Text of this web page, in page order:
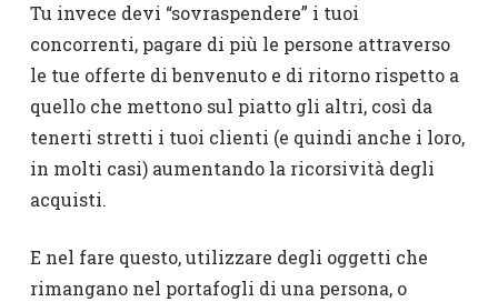
Tu invece devi “sovraspendere” i tuoi
concorrenti, pagare di più le persone attraverso
le tue offerte di benvenuto e di ritorno rispetto a
quello che mettono sul piatto gli altri, così da
tenerti stretti i tuoi clienti (e quindi anche i loro,
in molti casi) aumentando la ricorsività degli
acquisti.
E nel fare questo, utilizzare degli oggetti che
rimangano nel portafogli di una persona, o